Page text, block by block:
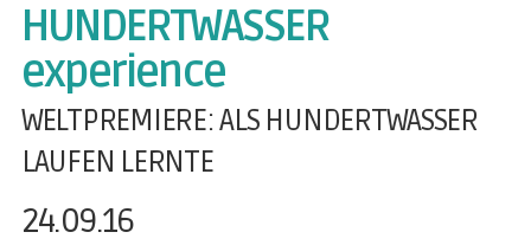
HUNDERTWASSER
experience
WELTPREMIERE: ALS HUNDERTWASSER
LAUFEN LERNTE
24.09.16